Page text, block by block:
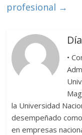
profesional →
•
la Universidad
desempeñado
en empresas